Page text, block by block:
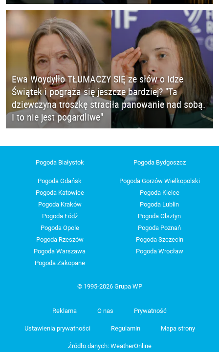
Ewa Woydyłło TŁUMACZY SIĘ ze słów o Idze
Świątek i pogrąża się jeszcze bardziej? "Ta
dziewczyna troszkę straciła panowanie nad sobą.
I to nie jest pogardliwe"
Pogoda Białystok Pogoda Bydgoszcz
Pogoda Gdańsk
Pogoda Gorzów Wielkopolski
Pogoda Katowice
Pogoda Kielce
Pogoda Kraków
Pogoda Lublin
Pogoda Łódź
Pogoda Olsztyn
Pogoda Opole
Pogoda Poznań
Pogoda Rzeszów
Pogoda Szczecin
Pogoda Warszawa
Pogoda Wrocław
Pogoda Zakopane
© 1995-2026 Grupa WP
Reklama O nas Prywatność
Ustawienia prywatności Regulamin Mapa strony
Źródło danych: WeatherOnline